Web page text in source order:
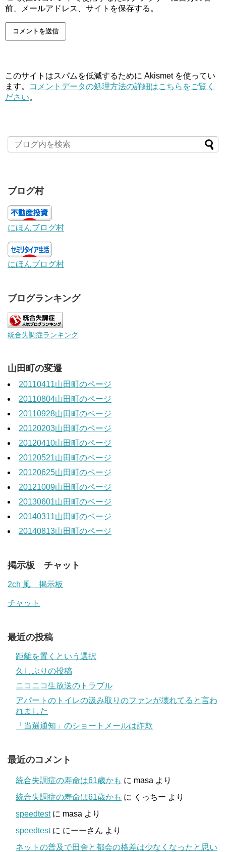
前、メールアドレス、サイトを保存する。
このサイトはスパムを低減するために Akismet を使ってい
ます。
コメントデータの処理方法の詳細はこちらをご覧く
ださい。
ブログ村
にほんブログ村
にほんブログ村
ブログランキング
統合失調症ランキング
山田町の変遷
20110411山田町のページ
20110804山田町のページ
20110928山田町のページ
20120203山田町のページ
20120410山田町のページ
20120521山田町のページ
20120625山田町のページ
20121009山田町のページ
20130601山田町のページ
20140311山田町のページ
20140813山田町のページ
掲示板 チャット
2ch 風 掲示板
チャット
最近の投稿
距離を置くという選択
久しぶりの投稿
ニコニコ生放送のトラブル
アパートのトイレの汲み取りのファンが壊れてると言わ
れました
「当選通知」のショートメールは詐欺
最近のコメント
統合失調症の寿命は61歳かも に masa より
統合失調症の寿命は61歳かも に くっちー より
speedtestに masa より
speedtestに にーーさん より
ネットの普及で田舎と都会の格差は少なくなったと思い